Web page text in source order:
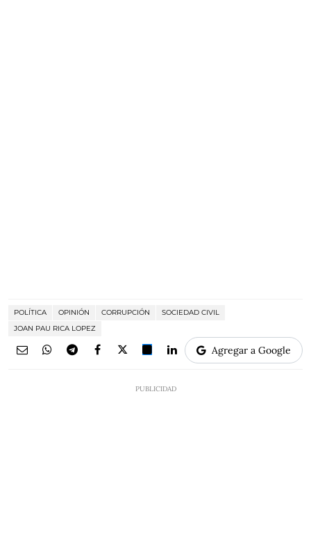
POLÍTICA OPINIÓN CORRUPCIÓN
SOCIEDAD CIVIL
JOAN PAU RICA LOPEZ
Agregar a Google